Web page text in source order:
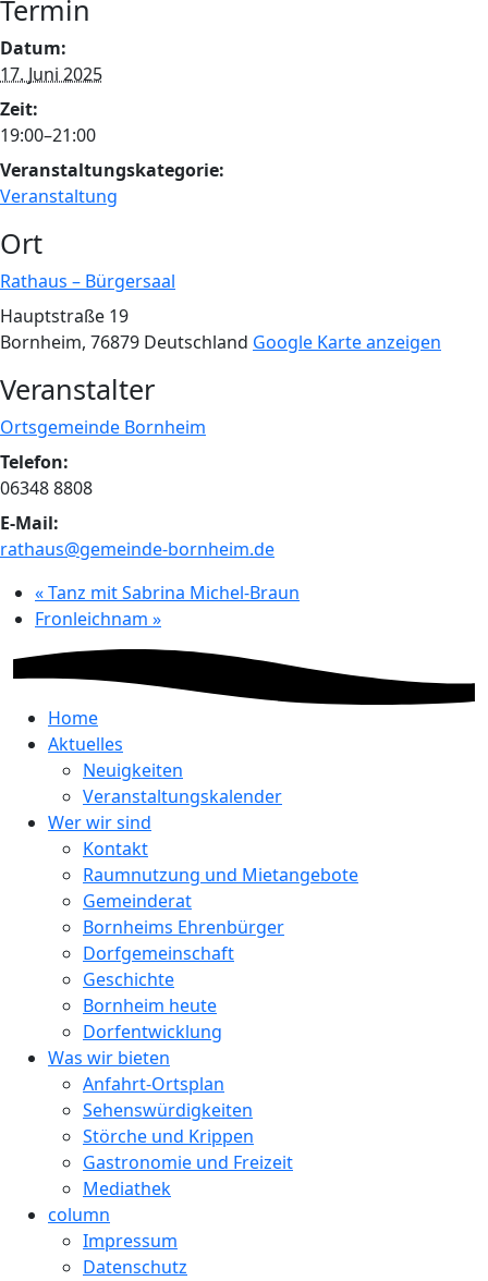
Termin
Datum:
17. Juni 2025
Zeit:
19:00–21:00
Veranstaltungskategorie:
Veranstaltung
Ort
Rathaus – Bürgersaal
Hauptstraße 19
Bornheim, 76879 Deutschland Google Karte anzeigen
Veranstalter
Ortsgemeinde Bornheim
Telefon:
06348 8808
E-Mail:
rathaus@gemeinde-bornheim.de
«Tanz mit Sabrina Michel-Braun
Fronleichnam »
Home
Aktuelles
Neuigkeiten
Veranstaltungskalender
Wer wir sind
Kontakt
Raumnutzung und Mietangebote
Gemeinderat
Bornheims Ehrenbürger
Dorfgemeinschaft
Geschichte
Bornheim heute
Dorfentwicklung
Was wir bieten
Anfahrt-Ortsplan
Sehenswürdigkeiten
Störche und Krippen
Gastronomie und Freizeit
Mediathek
column
Impressum
Datenschutz